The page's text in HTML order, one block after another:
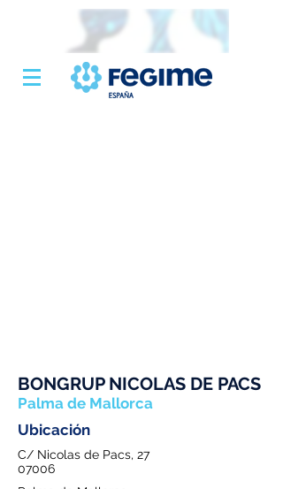
BONGRUP NICOLAS DE PACS
Palma de Mallorca
Ubicación
C/ Nicolas de Pacs, 27
07006